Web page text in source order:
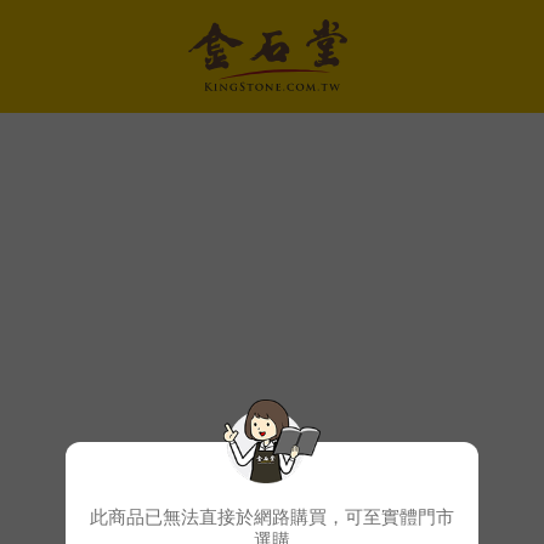
此商品已無法直接於網路購買，可至實體門市
選購